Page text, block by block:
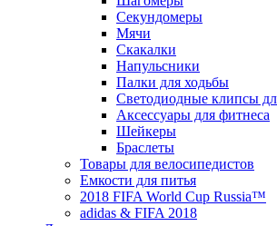
Секундомеры
Мячи
Скакалки
Напульсники
Палки для ходьбы
Светодиодные клипсы
Аксессуары для фитнеса
Шейкеры
Браслеты
Товары для велосипедистов
Емкости для питья
2018 FIFA World Cup Russia™
adidas & FIFA 2018